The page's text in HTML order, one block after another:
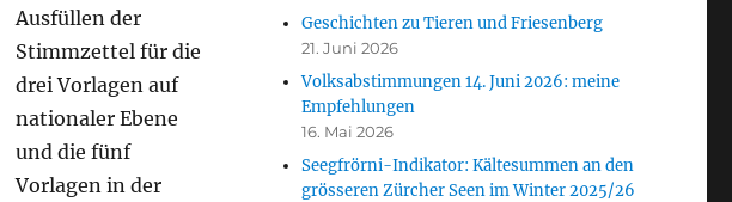
Ausfüllen der
Stimmzettel für die
drei Vorlagen auf
nationaler Ebene
und die fünf
Vorlagen in der
Geschichten zu Tieren und Friesenberg
21. Juni 2026
Volksabstimmungen 14. Juni 2026: meine
Empfehlungen
16. Mai 2026
Seegfrörni-Indikator: Kältesummen an den
grösseren Zürcher Seen im Winter 2025/26